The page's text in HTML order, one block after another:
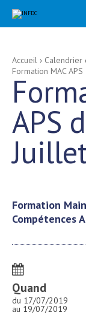
contenu.
navigation
Outils
personnels
Accueil › Calendrier
Formation MAC
APS
Formation
Compétences
Quand
du 17/07/2019
au 19/07/2019